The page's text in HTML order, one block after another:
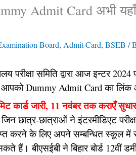
Admit Card अभी
Board, Admit Card, BSEB /
परीक्षा समिति द्वारा आज इन्टर
Dummy Admit Card का लिंक
कार्ड जारी, 11 नवंबर तक कराएँ सुधार
छात्र-छात्राओं ने इंटरमीडिएट
करने के लिए अपने सम्बन्धित स्कूल में
हैं। बीएसईबी ने बिहार बोर्ड 12वीं